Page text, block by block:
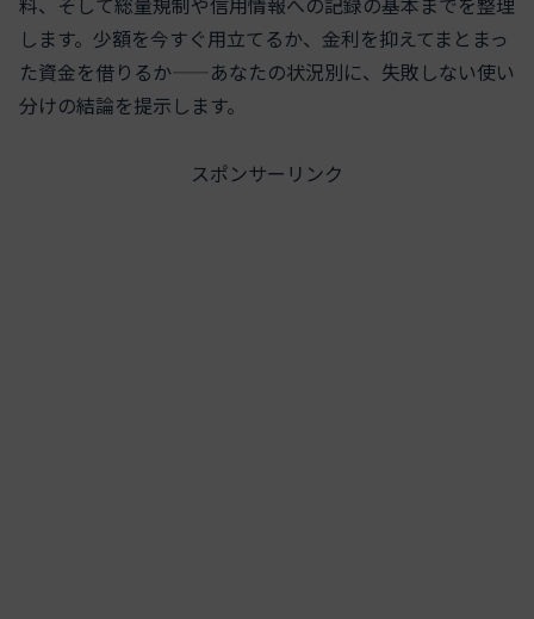
します。少額を今すぐ用立てるか、金利を抑えてまとまっ
た資金を借りるか——あなたの状況別に、失敗しない使い
分けの結論を提示します。
スポンサーリンク